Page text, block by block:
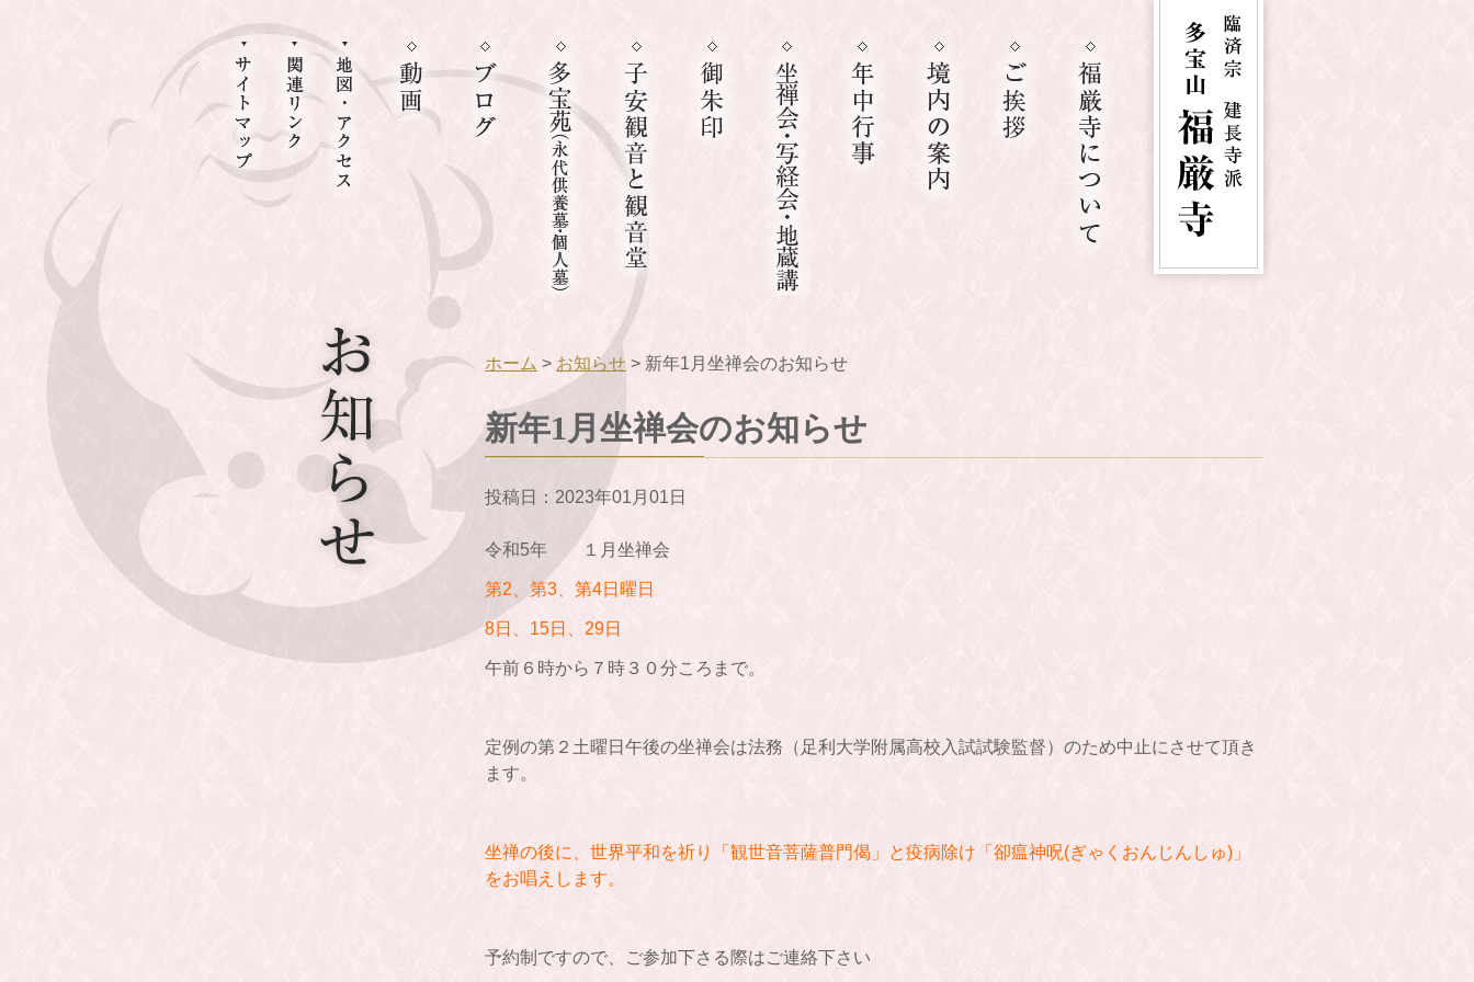
ホーム > お知らせ > 新年1月坐禅会のお知らせ
新年1月坐禅会のお知らせ
投稿日：2023年01月01日
令和5年 １月坐禅会
第2、第3、第4日曜日
8日、15日、29日
午前６時から７時３０分ころまで。
定例の第２土曜日午後の坐禅会は法務（足利大学附属高校入試試験監督）のため中止にさせて頂き
ます。
坐禅の後に、世界平和を祈り「観世音菩薩普門偈」と疫病除け「卻瘟神呪(ぎゃくおんじんしゅ)」
をお唱えします。
予約制ですので、ご参加下さる際はご連絡下さい